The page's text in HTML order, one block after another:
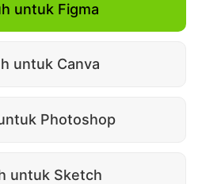
untuk Figma
untuk Canva
Photoshop
untuk Sketch